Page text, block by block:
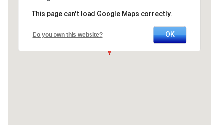
This page can't load Google Maps correctly.
Do you own this website? OK